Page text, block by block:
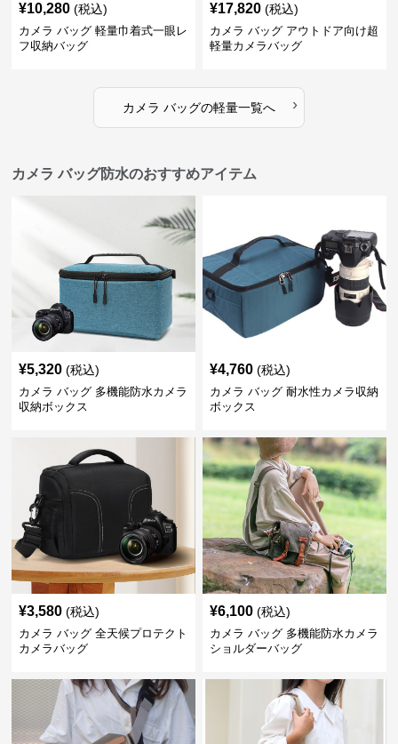
¥10,280 (税込)
カメラ バッグ 軽量巾着式一眼レ
フ収納バッグ
¥17,820 (税込)
カメラ バッグ アウトドア向け超
軽量カメラバッグ
カメラ バッグの軽量一覧へ ›
カメラ バッグ防水のおすすめアイテム
¥5,320 (税込)
カメラ バッグ 多機能防水カメラ
収納ボックス
¥4,760 (税込)
カメラ バッグ 耐水性カメラ収納
ボックス
¥3,580 (税込)
カメラ バッグ 全天候プロテクト
カメラバッグ
¥6,100 (税込)
カメラ バッグ 多機能防水カメラ
ショルダーバッグ